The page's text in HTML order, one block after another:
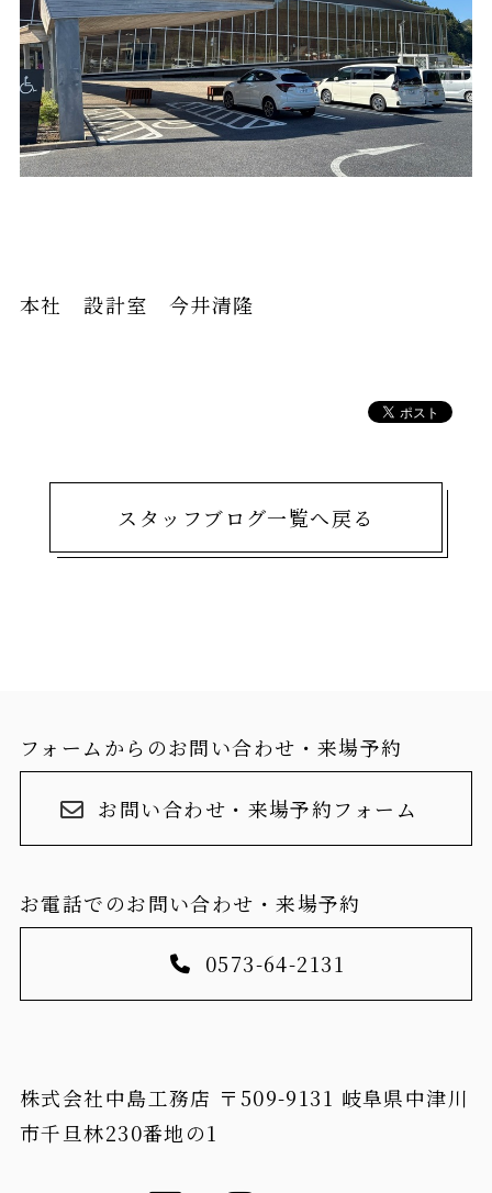
本社 設計室 今井清隆
スタッフブログ一覧へ戻る
フォームからのお問い合わせ・来場予約
お問い合わせ・来場予約フォーム
お電話でのお問い合わせ・来場予約
0573-64-2131
株式会社中島工務店 〒509-9131 岐阜県中津川
市千旦林230番地の1